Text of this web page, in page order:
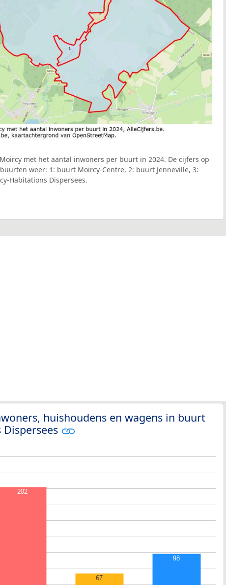
met het aantal inwoners per buurt in 2024. De cijfers op
weer: 1: buurt Moircy-Centre, 2: buurt Jenneville, 3:
Habitations Dispersees.
huishoudens en wagens in buurt
202
67
98